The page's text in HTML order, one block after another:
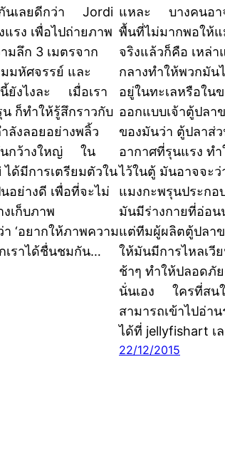
กันเลยดีกว่า Jordi
รง เพื่อไปถ่ายภาพ
มลึก 3 เมตรจาก
มหัศจรรย์ และ
ยังไงละ เมื่อเรา
ก็ทำให้รู้สึกราวกับ
ลังลอยอย่างพลิ้ว
นกว้างใหญ่ ใน
ด้มีการเตรียมตัวใน
อย่างดี เพื่อที่จะไม่
งเก็บภาพ
‘อยากให้ภาพความ
เราได้ชื่นชมกัน…
แหละ บางคนอา
พื้นที่ไม่มากพอให้
จริงแล้วก็คือ เหล่
กลางทำให้พวกมัน
อยู่ในทะเลหรือใ
ออกแบบเจ้าตู้ปลา
ของมันว่า ตู้ปลาส่
อากาศที่รุนแรง ท
ไว้ในตู้ มันอาจจะ
แมงกะพรุนประกอ
มันมีร่างกายที่อ่อน
แต่ทีมผู้ผลิตตู้ปลา
ให้มันมีการไหลเวี
ช้าๆ ทำให้ปลอดภั
นั่นเอง ใครที่สนใ
สามารถเข้าไปอ่า
ได้ที่ jellyfishart เ
22/12/2015